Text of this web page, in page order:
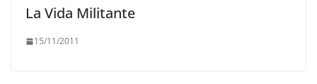
La Vida Militante
15/11/2011